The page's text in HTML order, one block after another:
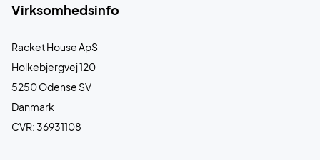
Virksomhedsinfo
Racket House ApS
Holkebjergvej 120
5250 Odense SV
Danmark
CVR: 36931108